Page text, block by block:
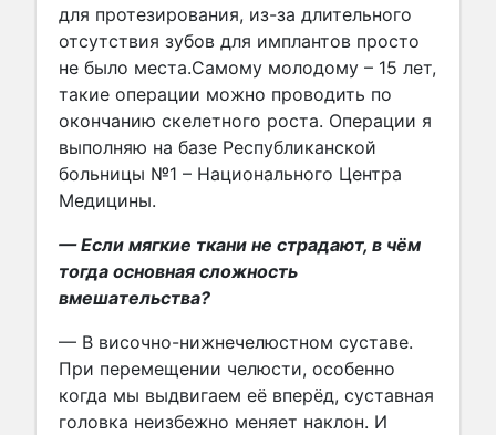
для протезирования, из-за длительного
отсутствия зубов для имплантов просто
не было места.Самому молодому – 15 лет,
такие операции можно проводить по
окончанию скелетного роста. Операции я
выполняю на базе Республиканской
больницы №1 – Национального Центра
Медицины.
— Если мягкие ткани не страдают, в чём
тогда основная сложность
вмешательства?
— В височно-нижнечелюстном суставе.
При перемещении челюсти, особенно
когда мы выдвигаем её вперёд, суставная
головка неизбежно меняет наклон. И